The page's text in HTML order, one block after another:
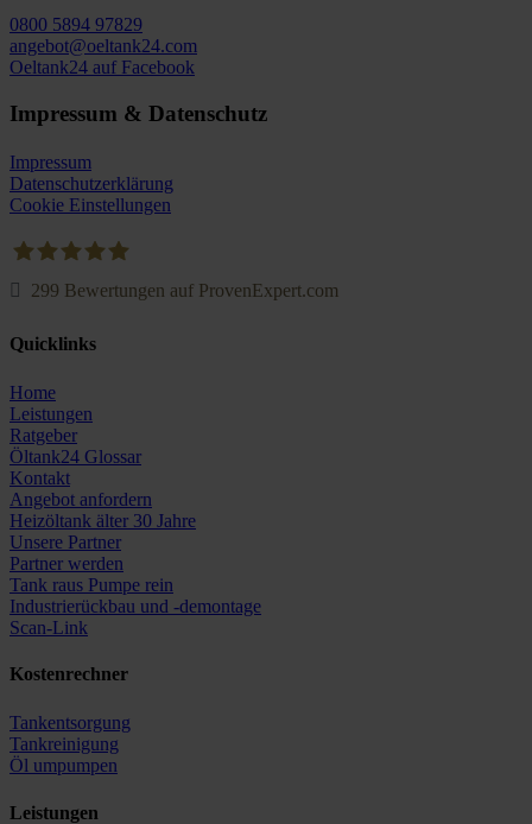
0800 5894 97829
angebot@oeltank24.com
Oeltank24 auf Facebook
Impressum & Datenschutz
Impressum
Datenschutzerklärung
Cookie Einstellungen
299 Bewertungen auf ProvenExpert.com
Quicklinks
Home
Leistungen
Ratgeber
Öltank24 Glossar
Kontakt
Angebot anfordern
Heizöltank älter 30 Jahre
Unsere Partner
Partner werden
Tank raus Pumpe rein
Industrierückbau und -demontage
Scan-Link
Kostenrechner
Tankentsorgung
Tankreinigung
Öl umpumpen
Leistungen